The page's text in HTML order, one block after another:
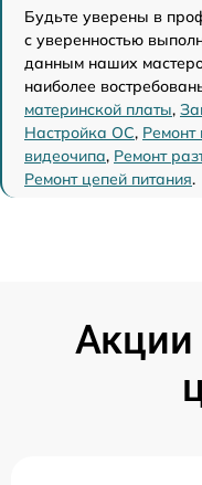
Будьте уверены в
с уверенностью
данным наших
наиболее
материнской платы,
Настройка ОС, Ремонт
видеочипа, Ремонт
Ремонт цепей питания.
Акции